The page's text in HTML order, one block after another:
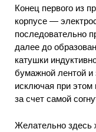
Конец первого из
корпусе —
последовательно
далее до
катушки
бумажной лентой и
исключая при этом
за счет самой
Желательно здесь